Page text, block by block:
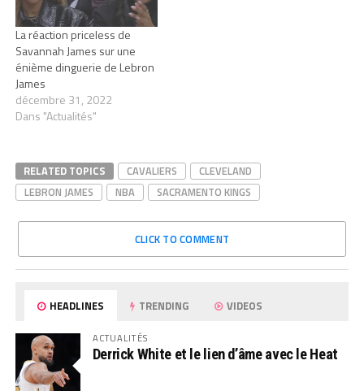
La réaction priceless de
Savannah James sur une
énième dinguerie de Lebron
James
décembre 31, 2022
Dans "Actualités"
RELATED TOPICS CAVALIERS
CLEVELAND
LEBRON JAMES
NBA SACRAMENTO KINGS
CLICK TO COMMENT
HEADLINES TRENDING VIDEOS
ACTUALITÉS
Derrick White et le lien d’âme avec le Heat